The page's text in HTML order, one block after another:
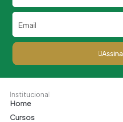
Institucional
Home
Cursos